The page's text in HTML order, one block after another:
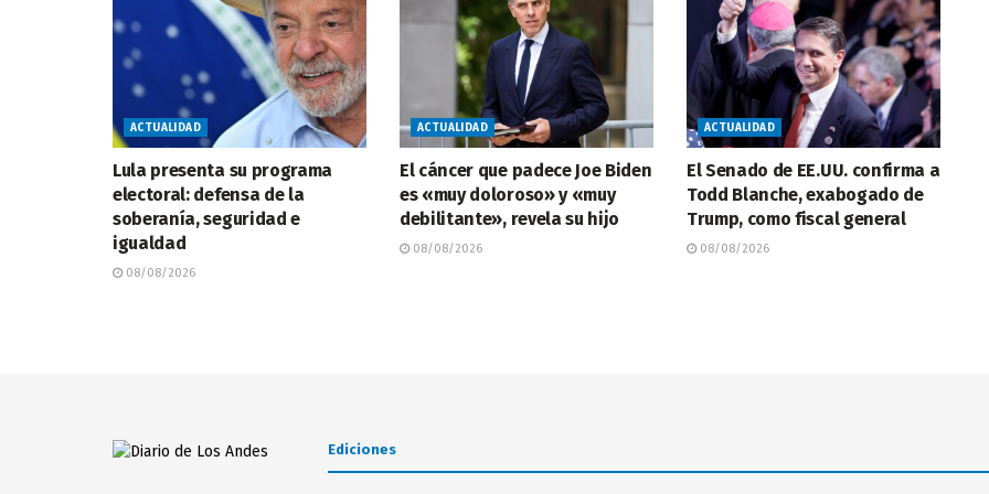
ACTUALIDAD
Lula presenta su programa
electoral: defensa de la
soberanía, seguridad e
igualdad
08/08/2026
ACTUALIDAD
El cáncer que padece Joe Biden
es «muy doloroso» y «muy
debilitante», revela su hijo
08/08/2026
ACTUALIDAD
El Senado de EE.UU. confirma a
Todd Blanche, exabogado de
Trump, como fiscal general
08/08/2026
Ediciones